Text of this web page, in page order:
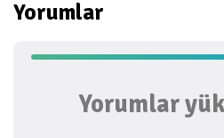
Yorumlar
Yorumlar